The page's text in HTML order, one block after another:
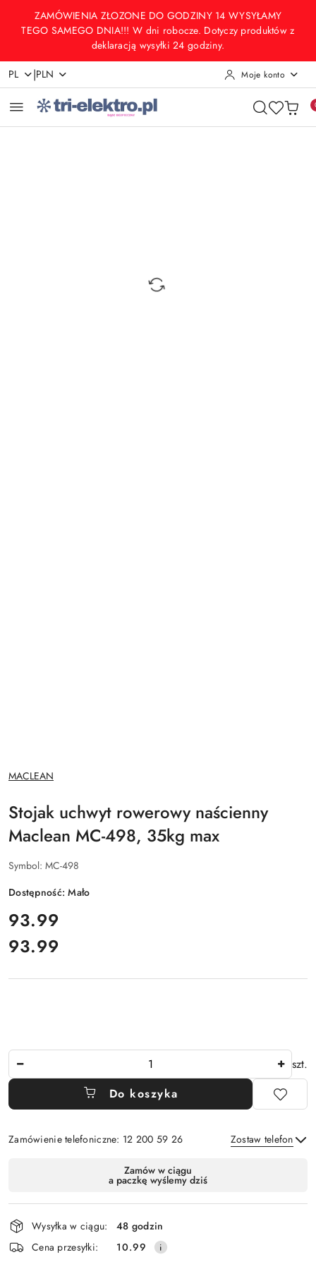
Przejdź do treści głównej
Przejdź do wyszukiwarki
Przejdź do moje konto
Przejdź do menu głównego
Przejdź do opisu produktu
Przejdź do stopki
ZAMÓWIENIA ZŁOZONE DO GODZINY 14 WYSYŁAMY
TEGO SAMEGO DNIA!!! W dni robocze. Dotyczy produktów z
deklaracją wysyłki 24 godziny.
PL |PLN Moje konto
NAZWA
PRODUCENTA:
MACLEAN
Stojak uchwyt rowerowy naścienny
Maclean MC-498, 35kg max
Symbol: MC-498
Dostępność:Mało
cena:
93.99
Cena:
93.99
szt.
Do koszyka
Zamówienie telefoniczne: 12 200 59 26 Zostaw telefon
Wyślij
dostawa
Zamów w ciągu
a paczkę wyślemy dziś
Wysyłka w ciągu:
48 godzin
Cena przesyłki:
10.99